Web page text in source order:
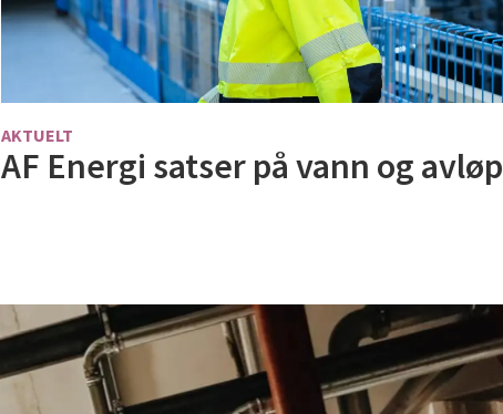
AKTUELT
AF Energi satser på vann og avløp